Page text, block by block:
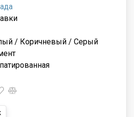
/ Коричневый / Серый